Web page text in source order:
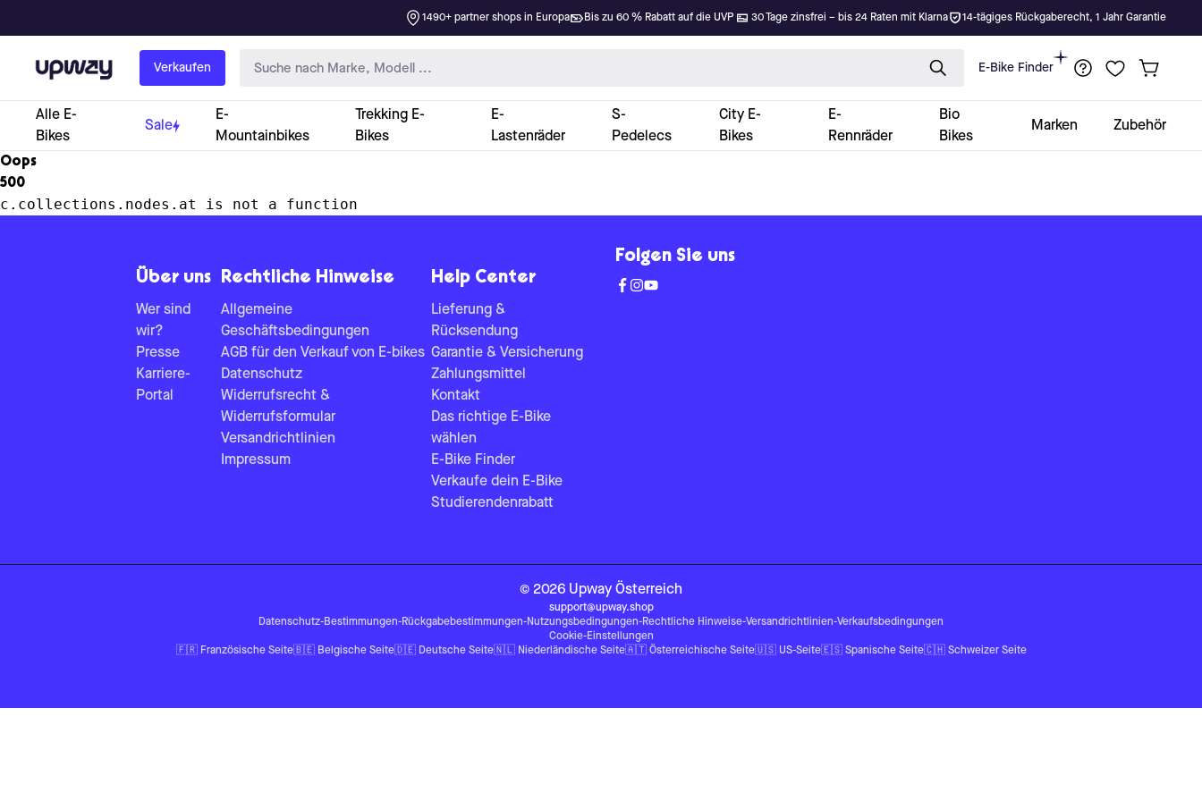
1490+ partner shops in Europa Bis zu 60 % Rabatt auf die UVP 30 Tage zinsfrei – bis 24 Raten mit Klarna 14-tägiges Rückgaberecht, 1 Jahr Garantie
Upway Verkaufen E-Bike Finder
Alle E-
Bikes
Sale
E-
Mountainbikes
Trekking E-
Bikes
E-
Lastenräder
S-
Pedelecs
City E-
Bikes
E-
Rennräder
Bio
Bikes
Marken Zubehör
Oops
500
c.collections.nodes.at is not a function
Über uns
Wer sind
wir?
Presse
Karriere-
Portal
Rechtliche Hinweise
Allgemeine
Geschäftsbedingungen
AGB für den Verkauf von E-bikes
Datenschutz
Widerrufsrecht &
Widerrufsformular
Versandrichtlinien
Impressum
Help Center
Lieferung &
Rücksendung
Garantie & Versicherung
Zahlungsmittel
Kontakt
Das richtige E-Bike
wählen
E-Bike Finder
Verkaufe dein E-Bike
Studierendenrabatt
Folgen Sie uns
© 2026 Upway Österreich
support@upway.shop
Datenschutz-Bestimmungen-Rückgabebestimmungen-Nutzungsbedingungen-Rechtliche Hinweise-Versandrichtlinien-Verkaufsbedingungen
Cookie-Einstellungen
🇫🇷 Französische Seite🇧🇪 Belgische Seite🇩🇪 Deutsche Seite🇳🇱 Niederländische Seite🇦🇹 Österreichische Seite🇺🇸 US-Seite🇪🇸 Spanische Seite🇨🇭 Schweizer Seite